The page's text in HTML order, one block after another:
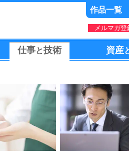
作品一覧
メルマガ登
仕事と技術 資産